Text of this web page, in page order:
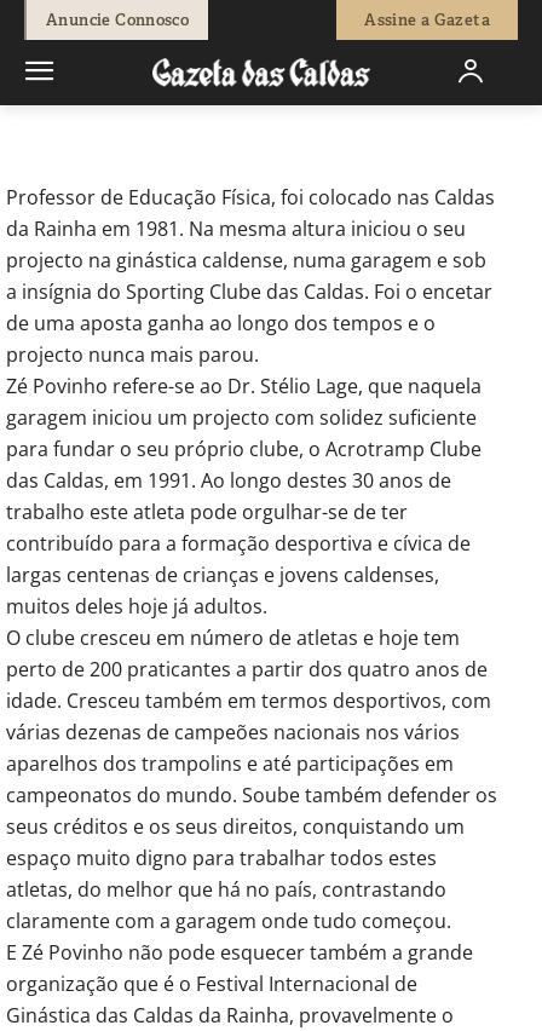
Anuncie Connosco Assine a Gazeta
Redação - 15 de Junho, 2012 0
Professor de Educação Física, foi colocado nas Caldas
da Rainha em 1981. Na mesma altura iniciou o seu
projecto na ginástica caldense, numa garagem e sob
a insígnia do Sporting Clube das Caldas. Foi o encetar
de uma aposta ganha ao longo dos tempos e o
projecto nunca mais parou.
Zé Povinho refere-se ao Dr. Stélio Lage, que naquela
garagem iniciou um projecto com solidez suficiente
para fundar o seu próprio clube, o Acrotramp Clube
das Caldas, em 1991. Ao longo destes 30 anos de
trabalho este atleta pode orgulhar-se de ter
contribuído para a formação desportiva e cívica de
largas centenas de crianças e jovens caldenses,
muitos deles hoje já adultos.
O clube cresceu em número de atletas e hoje tem
perto de 200 praticantes a partir dos quatro anos de
idade. Cresceu também em termos desportivos, com
várias dezenas de campeões nacionais nos vários
aparelhos dos trampolins e até participações em
campeonatos do mundo. Soube também defender os
seus créditos e os seus direitos, conquistando um
espaço muito digno para trabalhar todos estes
atletas, do melhor que há no país, contrastando
claramente com a garagem onde tudo começou.
E Zé Povinho não pode esquecer também a grande
organização que é o Festival Internacional de
Ginástica das Caldas da Rainha, provavelmente o